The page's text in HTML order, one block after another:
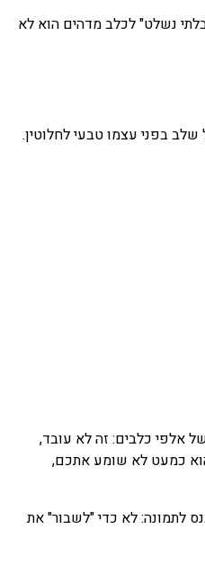
נשלט" לכלב מדהים הוא לא
בפני עצמו טבעי לחלוטין.
אלפי כלבים: זה לא עובד,
כמעט לא שומע אתכם,
לתמונה: לא כדי "לשבור" את